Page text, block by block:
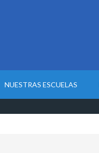
NUESTRAS ESCUELAS